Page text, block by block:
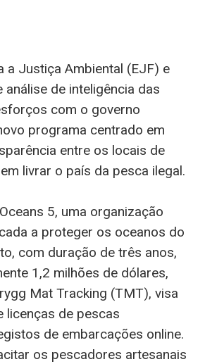
a Justiça Ambiental (EJF) e
análise de inteligência das
com o governo
programa centrado em
entre os locais de
livrar o país da pesca ilegal.
5, uma organização
a proteger os oceanos do
com duração de três anos,
1,2 milhões de dólares,
Mat Tracking (TMT), visa
licenças de pescas
de embarcações online.
os pescadores artesanais